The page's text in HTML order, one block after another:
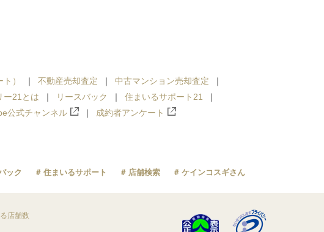
） 不動産売却査定
中古マンション売却査定
ー21とは リースバック
住まいるサポート21
公式チャンネル 成約者アンケート
ック 住まいるサポート 店舗検索 ケインコスギさん
店舗数